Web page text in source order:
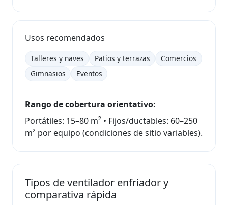
Usos recomendados
Talleres y naves Patios y terrazas
Comercios
Gimnasios
Eventos
Rango de cobertura orientativo:
Portátiles: 15–80 m² • Fijos/ductables: 60–250
m² por equipo (condiciones de sitio variables).
Tipos de ventilador enfriador y
comparativa rápida